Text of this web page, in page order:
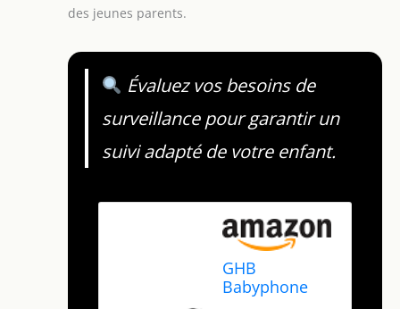
des jeunes parents.
Évaluez vos besoins de
surveillance pour garantir un
suivi adapté de votre enfant.
GHB
Babyphone